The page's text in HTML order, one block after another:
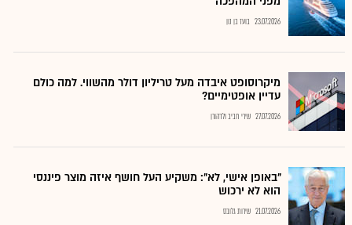
23.07.2026 בועז בן נון
מיקרוסופט איבדה מעל טריליון דולר מהשווי. למה כולם
עדיין אופטימיים?
27.07.2026 שירי חביב ולדהורן
"באופן אישי, לא": משקיע העל חושף איזה מוצר פיננסי
הוא לא ירכוש
21.07.2026 שירות גלובס